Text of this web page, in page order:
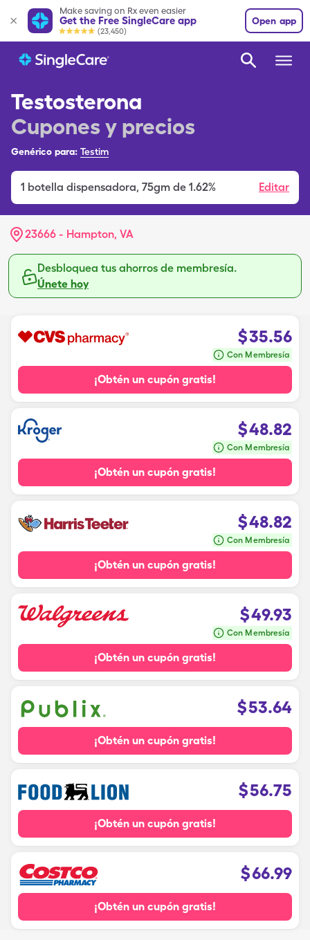
Make saving on Rx even easier
Get the Free SingleCare app
(23,450)
Open app
Testosterona
Cupones y precios
Genérico para: Testim
1 botella dispensadora, 75gm de 1.62% Editar
23666 - Hampton, VA
Desbloquea tus ahorros de membresía.
Únete hoy
$35.56
Con Membresía
¡Obtén un cupón gratis!
$48.82
Con Membresía
¡Obtén un cupón gratis!
$48.82
Con Membresía
¡Obtén un cupón gratis!
$49.93
Con Membresía
¡Obtén un cupón gratis!
$53.64
¡Obtén un cupón gratis!
$56.75
¡Obtén un cupón gratis!
$66.99
¡Obtén un cupón gratis!